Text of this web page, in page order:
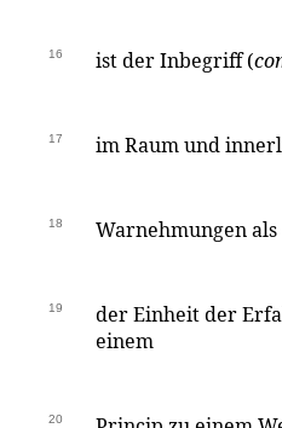
16 ist der Inbegriff (
17 im Raum und
18 Warnehmungen
19 der Einheit der
einem
20